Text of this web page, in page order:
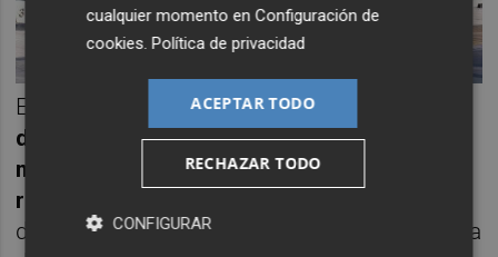
En 2017,
Prosegur Cash abonará el 40% del
dividendo a cuenta en diciembre y en
marzo, junio y septiembre pagará el 60%
restante
dividendo a cuenta sería ratificado en la junta
cualquier momento enConfiguración de
cookies.Política de privacidad
ACEPTAR TODO
RECHAZAR TODO
CONFIGURAR